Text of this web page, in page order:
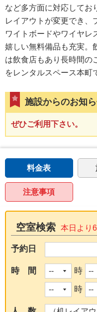
など多方面に対応してお
レイアウトが変更でき、
ワイトボードやワイヤレ
嬉しい無料備品も充実。
は飲食店もあり長時間の
をレンタルスペース本町
施設からのお知
ぜひご利用下さい。
料金表
注意事項
空室検索 本日より
予約日
時 間 時
時